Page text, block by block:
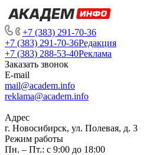
+7 (383) 291-70-36
+7 (383) 291-70-36Редакция
+7 (383) 288-53-40Реклама
Заказать звонок
E-mail
mail@academ.info
reklama@academ.info
Адрес
г. Новосибирск, ул. Полевая, д. 3
Режим работы
Пн. – Пт.: с 9:00 до 18:00